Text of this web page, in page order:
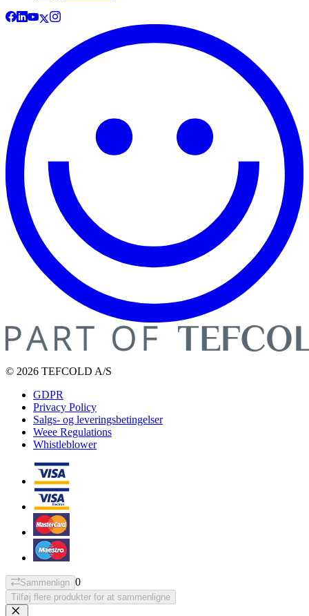
© 2026 TEFCOLD A/S
GDPR
Privacy Policy
Salgs- og leveringsbetingelser
Weee Regulations
Whistleblower
Sammenlign 0
Tilføj flere produkter for at sammenligne